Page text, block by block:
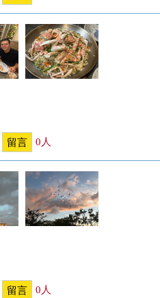
留言 0 人
留言 0 人